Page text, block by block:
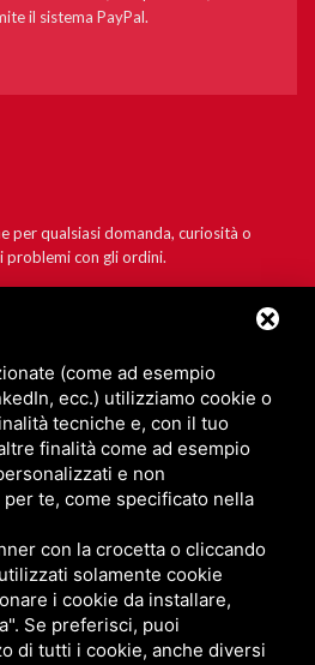
il sistema PayPal.
per qualsiasi domanda, curiosità o
problemi con gli ordini.
(come ad esempio
ecc.) utilizziamo cookie o
tecniche e, con il tuo
finalità come ad esempio
e non
te, come specificato nella
con la crocetta o cliccando
solamente cookie
i cookie da installare,
Se preferisci, puoi
di tutti i cookie, anche diversi